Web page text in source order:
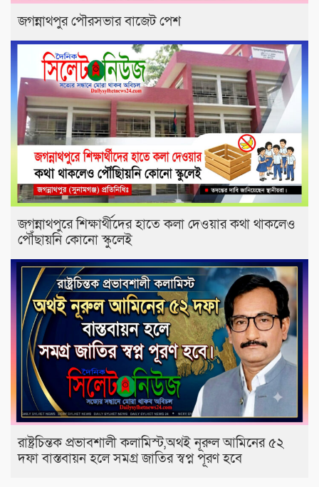
জগন্নাথপুর পৌরসভার বাজেট পেশ
জগন্নাথপুরে শিক্ষার্থীদের হাতে কলা দেওয়ার কথা থাকলেও
পৌঁছায়নি কোনো স্কুলেই
রাষ্ট্রচিন্তক প্রভাবশালী কলামিস্ট,অথই নূরুল আমিনের ৫২
দফা বাস্তবায়ন হলে সমগ্র জাতির স্বপ্ন পূরণ হবে